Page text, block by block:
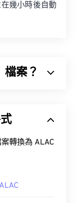
幾小時後自動
案？
為 ALAC